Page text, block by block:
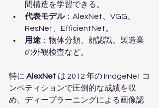
間構造を学習できる。
代表モデル：AlexNet、VGG、
ResNet、EfficientNet。
用途 ：物体分類、顔認識、製造業
の外観検査など。
特に AlexNet は 2012 年の ImageNet コ
ンペティションで圧倒的な成績を収
め、ディープラーニングによる画像認